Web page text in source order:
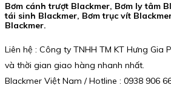
Bơm cánh trượt Blackmer, Bơm ly tâm
tái sinh Blackmer, Bơm trục vít
Blackmer.
Liên hệ : Công ty TNHH TM KT Hưng Gia
và thời gian giao hàng nhanh nhất.
Blackmer Việt Nam / Hotline : 0938 906